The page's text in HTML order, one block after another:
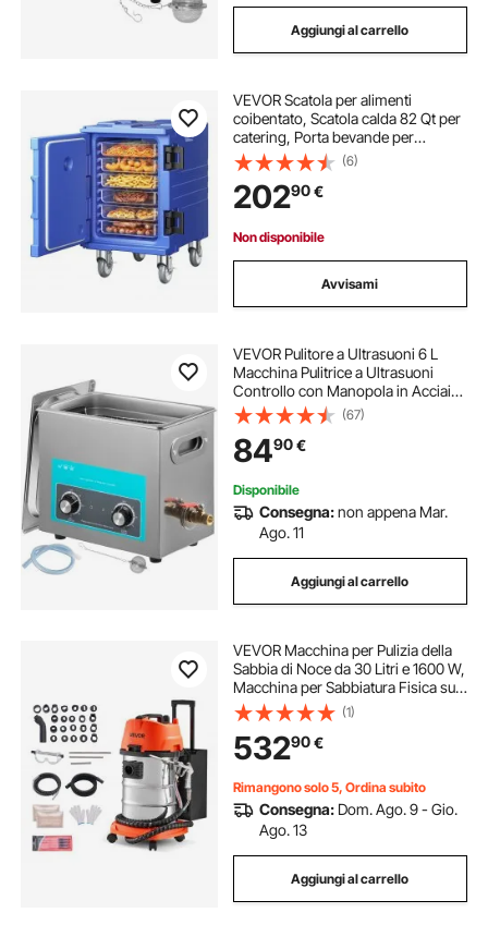
Aggiungi al carrello
VEVOR Scatola per alimenti
coibentato, Scatola calda 82 Qt per
catering, Porta bevande per
alimenti in LLDPE, Scaldavivande a
caricamento frontale con maniglie
con ruote per ristorante, mensa,
ecc.
(6)
20290€
Non disponibile
Avvisami
VEVOR Pulitore a Ultrasuoni 6 L
Macchina Pulitrice a Ultrasuoni
Controllo con Manopola in Acciaio
Inossidabile 304, con
Temporizzatore Riscaldatore per
Gioielli, Orologi, Occhiali, Strumenti
Dentali
(67)
8490€
Disponibile
Consegna:non appena Mar.
Ago. 11
Aggiungi al carrello
VEVOR Macchina per Pulizia della
Sabbia di Noce da 30 Litri e 1600 W,
Macchina per Sabbiatura Fisica su
Carrello per la Pulizia del Collettore
di Aspirazione, Sabbiatrici di Noce
con 23 Adattatori
(1)
53290€
Rimangono solo 5, Ordina subito
Consegna: Dom. Ago. 9 - Gio.
Ago. 13
Aggiungi al carrello